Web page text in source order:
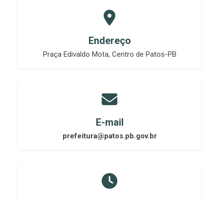
Endereço
Praça Edivaldo Mota, Centro de Patos-PB
E-mail
prefeitura@patos.pb.gov.br